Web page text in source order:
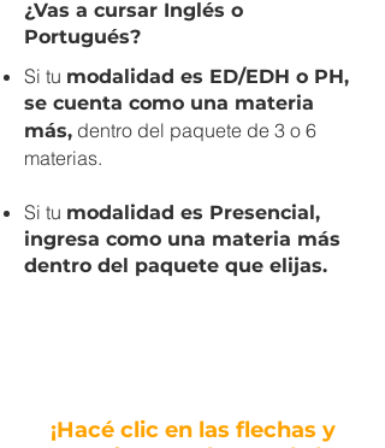
¿Vas a cursar Inglés o
Portugués?
Si tu modalidad es ED/EDH o PH,
se cuenta como una materia
más, dentro del paquete de 3 o 6
materias.
Si tu modalidad es Presencial,
ingresa como una materia más
dentro del paquete que elijas.
¡Hacé clic en las flechas y